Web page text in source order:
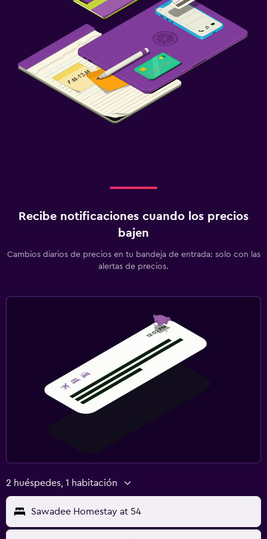
Recibe notificaciones cuando los precios
bajen
Cambios diarios de precios en tu bandeja de entrada: solo con las
alertas de precios.
2 huéspedes, 1 habitación
Sawadee Homestay at 54